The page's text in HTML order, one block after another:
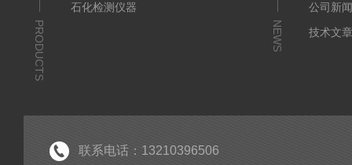
PRODUCTS
石化检测仪器
NEWS
公司新
技术文
联系电话：13210396506